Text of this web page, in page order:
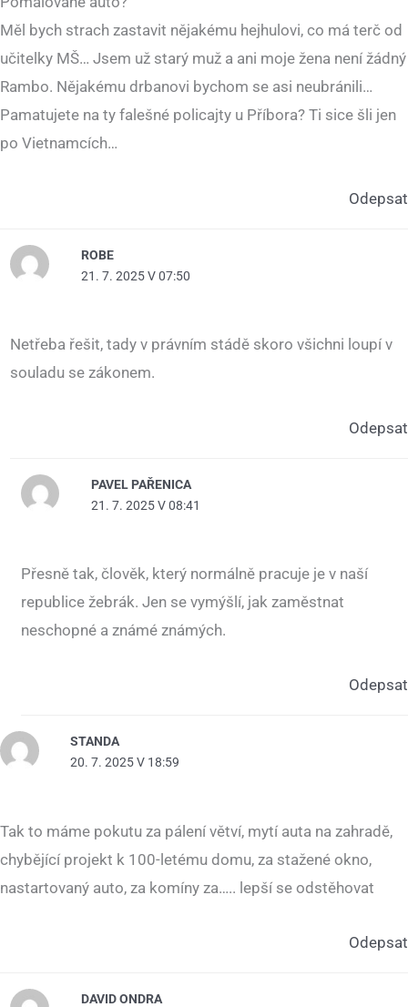
Měl bych strach zastavit nějakému hejhulovi, co má terč od
učitelky MŠ… Jsem už starý muž a ani moje žena není žádný
Rambo. Nějakému drbanovi bychom se asi neubránili…
Pamatujete na ty falešné policajty u Příbora? Ti sice šli jen
po Vietnamcích…
Odepsat
ROBE
21. 7. 2025 V 07:50
Netřeba řešit, tady v právním stádě skoro všichni loupí v
souladu se zákonem.
Odepsat
PAVEL PAŘENICA
21. 7. 2025 V 08:41
Přesně tak, člověk, který normálně pracuje je v naší
republice žebrák. Jen se vymýšlí, jak zaměstnat
neschopné a známé známých.
Odepsat
STANDA
20. 7. 2025 V 18:59
Tak to máme pokutu za pálení větví, mytí auta na zahradě,
chybějící projekt k 100-letému domu, za stažené okno,
nastartovaný auto, za komíny za….. lepší se odstěhovat
Odepsat
DAVID ONDRA